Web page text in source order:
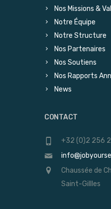
Nos Missions &
Notre Équipe
Notre Structure
Nos Partenaires
Nos Soutiens
Nos Rapports
News
CONTACT
+32 (0)2 256
Chaussée de
Saint-Gillles